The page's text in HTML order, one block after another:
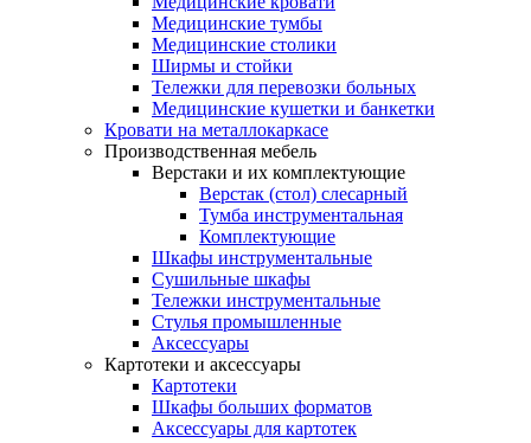
Медицинские тумбы
Медицинские столики
Ширмы и стойки
Тележки для перевозки больных
Медицинские кушетки и банкетки
Кровати на металлокаркасе
Производственная мебель
Верстаки и их комплектующие
Верстак (стол) слесарный
Тумба инструментальная
Комплектующие
Шкафы инструментальные
Сушильные шкафы
Тележки инструментальные
Стулья промышленные
Аксессуары
Картотеки и аксессуары
Картотеки
Шкафы больших форматов
Аксессуары для картотек